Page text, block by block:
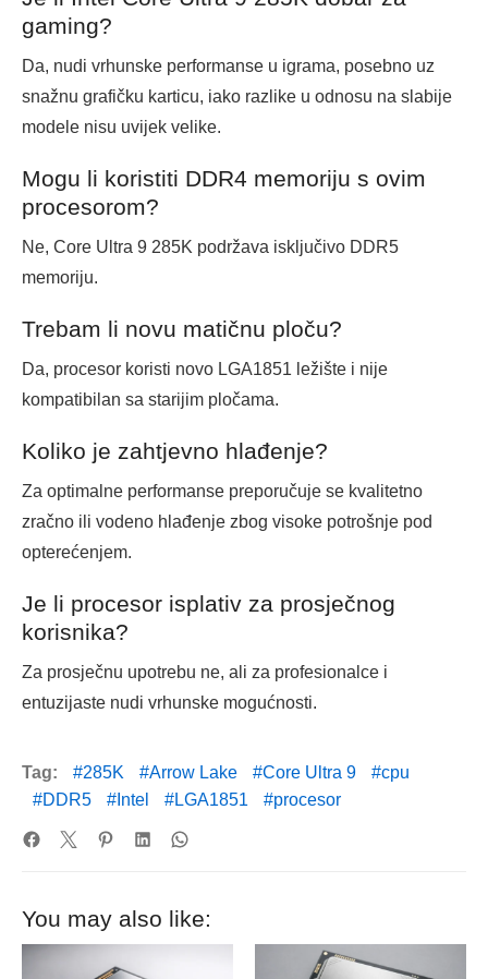
gaming?
Da, nudi vrhunske performanse u igrama, posebno uz
snažnu grafičku karticu, iako razlike u odnosu na slabije
modele nisu uvijek velike.
Mogu li koristiti DDR4 memoriju s ovim
procesorom?
Ne, Core Ultra 9 285K podržava isključivo DDR5
memoriju.
Trebam li novu matičnu ploču?
Da, procesor koristi novo LGA1851 ležište i nije
kompatibilan sa starijim pločama.
Koliko je zahtjevno hlađenje?
Za optimalne performanse preporučuje se kvalitetno
zračno ili vodeno hlađenje zbog visoke potrošnje pod
opterećenjem.
Je li procesor isplativ za prosječnog
korisnika?
Za prosječnu upotrebu ne, ali za profesionalce i
entuzijaste nudi vrhunske mogućnosti.
Tag: 285K Arrow Lake Core Ultra 9
cpu
DDR5
Intel LGA1851 procesor
You may also like: